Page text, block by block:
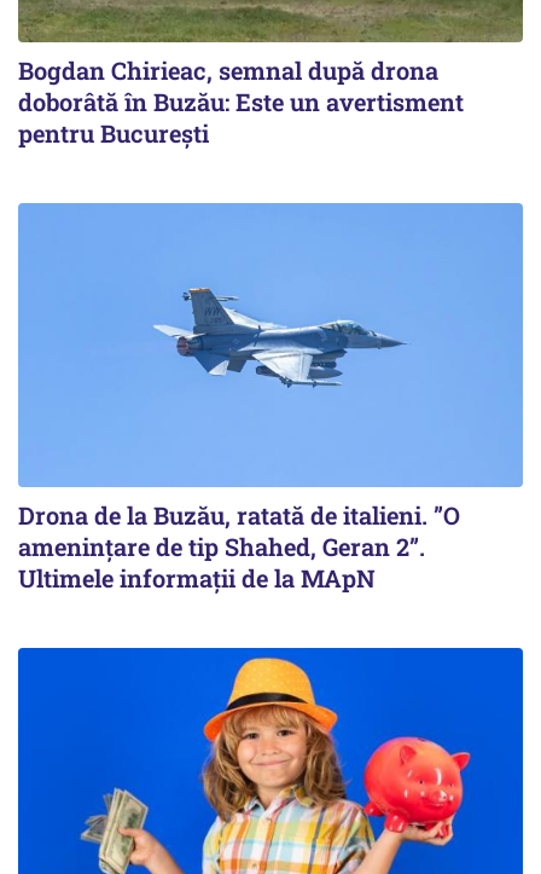
Bogdan Chirieac, semnal după drona
doborâtă în Buzău: Este un avertisment
pentru București
Drona de la Buzău, ratată de italieni. ”O
amenințare de tip Shahed, Geran 2”.
Ultimele informații de la MApN